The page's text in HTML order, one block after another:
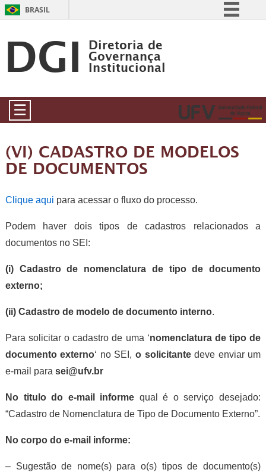
BRASIL
Legislação
Canais
DGI Diretoria de
Governança
Institucional
☰
(VI) CADASTRO DE MODELOS
DE DOCUMENTOS
Clique aqui para acessar o fluxo do processo.
Podem haver dois tipos de cadastros relacionados a
documentos no SEI:
(i) Cadastro de nomenclatura de tipo de documento
externo;
(ii) Cadastro de modelo de documento interno.
Para solicitar o cadastro de uma ‘nomenclatura de tipo de
documento externo‘ no SEI, o solicitantedeve enviar um
e-mail para sei@ufv.br
No titulo do e-mail informe qual é o serviço desejado:
“Cadastro de Nomenclatura de Tipo de Documento Externo”.
No corpo do e-mail informe:
– Sugestão de nome(s) para o(s) tipos de documento(s)